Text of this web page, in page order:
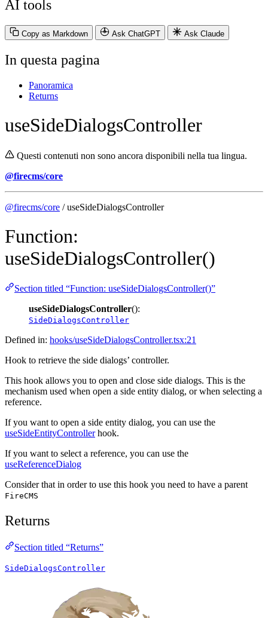
AI tools
Copy as Markdown Ask ChatGPT Ask Claude
In questa pagina
Panoramica
Returns
useSideDialogsController
Questi contenuti non sono ancora disponibili nella tua lingua.
@firecms/core
@firecms/core / useSideDialogsController
Function:
useSideDialogsController()
Section titled “Function: useSideDialogsController()”
useSideDialogsController():
SideDialogsController
Defined in: hooks/useSideDialogsController.tsx:21
Hook to retrieve the side dialogs’ controller.
This hook allows you to open and close side dialogs. This is the
mechanism used when open a side entity dialog, or when selecting a
reference.
If you want to open a side entity dialog, you can use the
useSideEntityControllerhook.
If you want to select a reference, you can use the
useReferenceDialog
Consider that in order to use this hook you need to have a parent
FireCMS
Returns
Section titled “Returns”
SideDialogsController